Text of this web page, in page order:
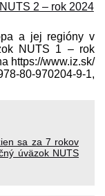
2 – rok 2024
a jej regióny v
NUTS 1 – rok
https://www.iz.sk/​
9-1,
sa za 7 rokov
úväzok NUTS